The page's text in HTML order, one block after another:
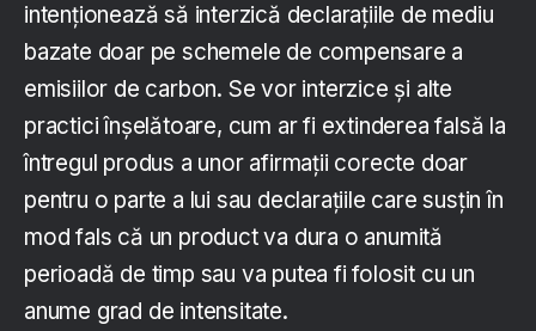
intenționează să interzică declarațiile de mediu
bazate doar pe schemele de compensare a
emisiilor de carbon. Se vor interzice și alte
practici înșelătoare, cum ar fi extinderea falsă la
întregul produs a unor afirmații corecte doar
pentru o parte a lui sau declarațiile care susțin în
mod fals că un product va dura o anumită
perioadă de timp sau va putea fi folosit cu un
anume grad de intensitate.